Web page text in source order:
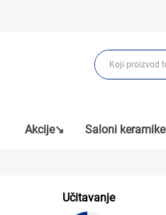
Akcije↘ Saloni keramike
Učitavanje